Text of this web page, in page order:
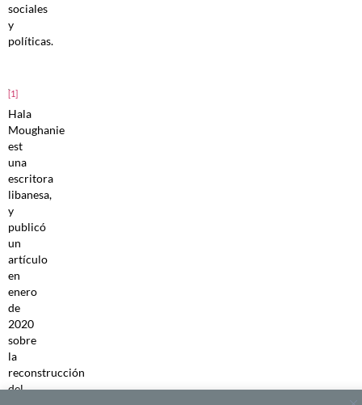
sociales
y
políticas.
[1]
Hala
Moughanie
est
una
escritora
libanesa,
y
publicó
un
artículo
en
enero
de
2020
sobre
la
reconstrucción
del